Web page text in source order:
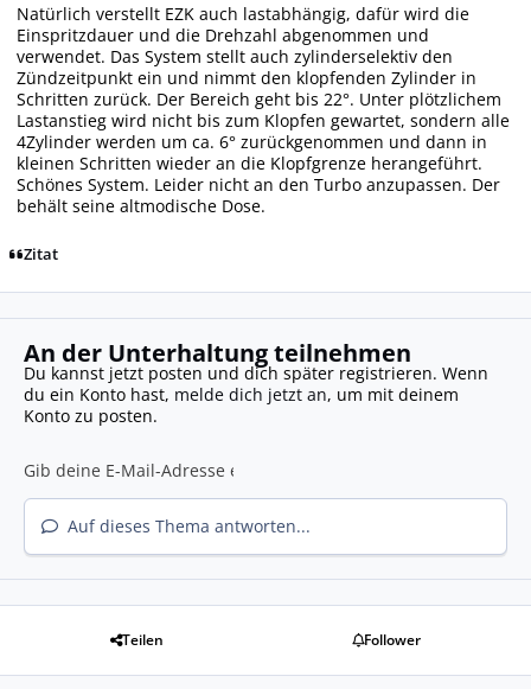
Natürlich verstellt EZK auch lastabhängig, dafür wird die
Einspritzdauer und die Drehzahl abgenommen und
verwendet. Das System stellt auch zylinderselektiv den
Zündzeitpunkt ein und nimmt den klopfenden Zylinder in
Schritten zurück. Der Bereich geht bis 22°. Unter plötzlichem
Lastanstieg wird nicht bis zum Klopfen gewartet, sondern alle
4Zylinder werden um ca. 6° zurückgenommen und dann in
kleinen Schritten wieder an die Klopfgrenze herangeführt.
Schönes System. Leider nicht an den Turbo anzupassen. Der
behält seine altmodische Dose.
Zitat
An der Unterhaltung teilnehmen
Du kannst jetzt posten und dich später registrieren. Wenn
du ein Konto hast, melde dich jetzt an, um mit deinem
Konto zu posten.
Auf dieses Thema antworten...
Teilen Follower